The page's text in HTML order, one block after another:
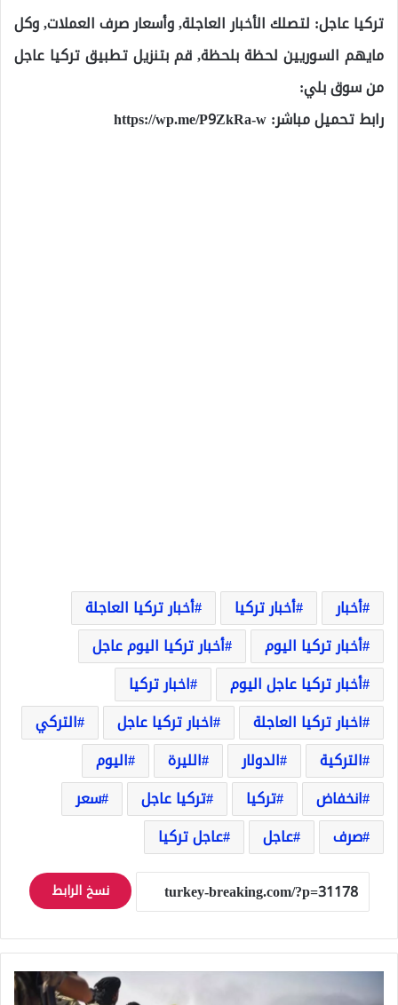
تركيا عاجل: لتصلك الأخبار العاجلة, وأسعار صرف العملات, وكل
مايهم السوريين لحظة بلحظة, قم بتنزيل تطبيق تركيا عاجل
من سوق بلي:
رابط تحميل مباشر:https://wp.me/P9ZkRa-w
أخبار أخبار تركيا
أخبار تركيا العاجلة
أخبار تركيا اليوم
أخبار تركيا اليوم عاجل
أخبار تركيا عاجل اليوم
اخبار تركيا
اخبار تركيا العاجلة
اخبار تركيا عاجل
التركي
التركية
الدولار الليرة
اليوم
انخفاض
تركيا تركيا عاجل
سعر
صرف
عاجل عاجل تركيا
نسخ الرابط